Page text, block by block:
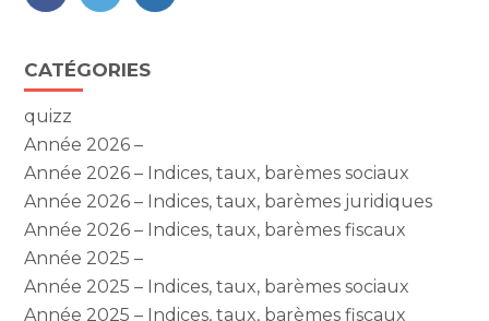
FaceBook
TwitterLinkedIn
Blog
sidebar
CATÉGORIES
quizz
Année 2026 –
Année 2026 – Indices, taux, barèmes sociaux
Année 2026 – Indices, taux, barèmes juridiques
Année 2026 – Indices, taux, barèmes fiscaux
Année 2025 –
Année 2025 – Indices, taux, barèmes sociaux
Année 2025 – Indices, taux, barèmes fiscaux